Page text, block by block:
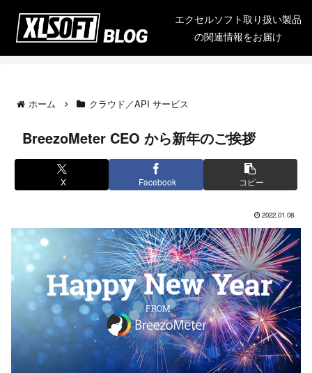
エクセルソフト取り扱い製品
の関連情報をお届け
ホーム クラウド／API サービス
BreezoMeter CEO から新年のご挨拶
X Facebook コピー
2022.01.08